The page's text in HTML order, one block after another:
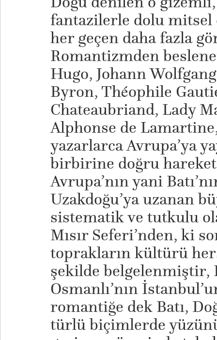
fantazilerle dolu mitsel
her geçen daha fazla
Romantizmden
Hugo, Johann
Byron, Théophile
Chateaubriand, Lady
Alphonse de
yazarlarca Avrupa’ya
birbirine doğru
Avrupa’nın yani
Uzakdoğu’ya uzanan
sistematik ve tutkulu
Mısır Seferi’nden, ki
toprakların kültürü
şekilde
Osmanlı’nın
romantiğe dek Batı,
türlü biçimlerde